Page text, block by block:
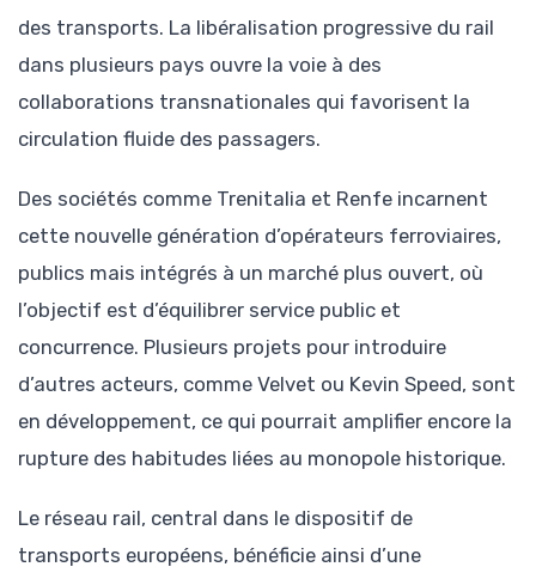
des transports. La libéralisation progressive du rail
dans plusieurs pays ouvre la voie à des
collaborations transnationales qui favorisent la
circulation fluide des passagers.
Des sociétés comme Trenitalia et Renfe incarnent
cette nouvelle génération d’opérateurs ferroviaires,
publics mais intégrés à un marché plus ouvert, où
l’objectif est d’équilibrer service public et
concurrence. Plusieurs projets pour introduire
d’autres acteurs, comme Velvet ou Kevin Speed, sont
en développement, ce qui pourrait amplifier encore la
rupture des habitudes liées au monopole historique.
Le réseau rail, central dans le dispositif de
transports européens, bénéficie ainsi d’une